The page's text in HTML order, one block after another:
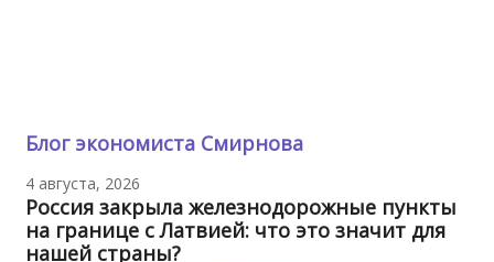
Блог экономиста Смирнова
4 августа, 2026
Россия закрыла железнодорожные пункты
на границе с Латвией: что это значит для
нашей страны?